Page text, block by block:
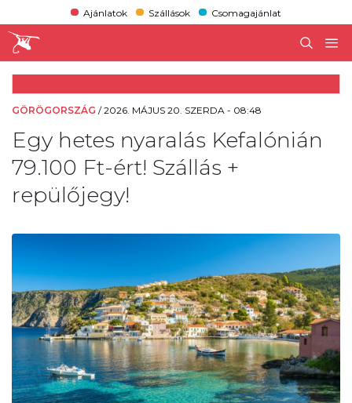
Ajánlatok Szállások Csomagajánlat
GÖRÖGORSZÁG /2026. MÁJUS 20. SZERDA - 08:48
Egy hetes nyaralás Kefalónián
79.100 Ft-ért! Szállás +
repülőjegy!